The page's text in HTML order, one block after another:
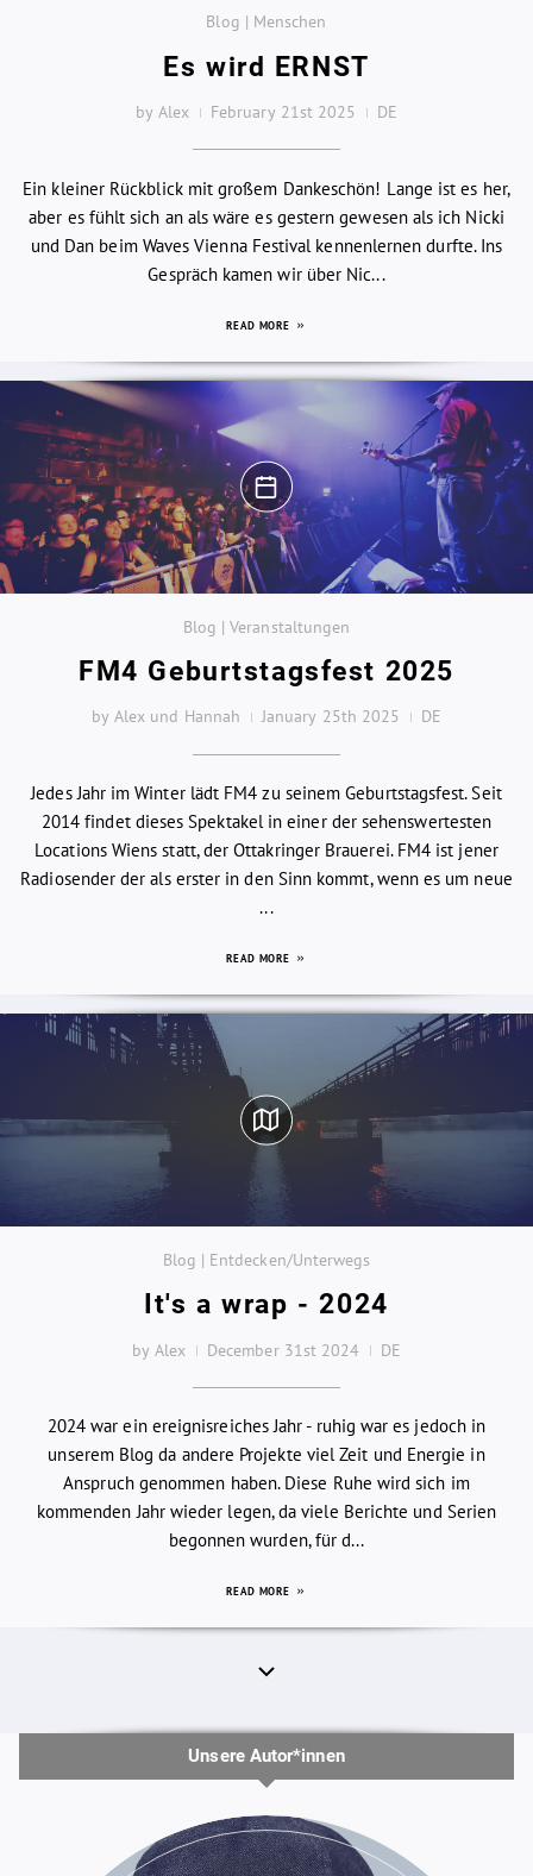
Blog | Menschen
Es wird ERNST
by Alex February 21st 2025 DE
Ein kleiner Rückblick mit großem Dankeschön! Lange ist es her,
aber es fühlt sich an als wäre es gestern gewesen als ich Nicki
und Dan beim Waves Vienna Festival kennenlernen durfte. Ins
Gespräch kamen wir über Nic...
READ MORE
Blog | Veranstaltungen
FM4 Geburtstagsfest 2025
by Alex und Hannah January 25th 2025 DE
Jedes Jahr im Winter lädt FM4 zu seinem Geburtstagsfest. Seit
2014 findet dieses Spektakel in einer der sehenswertesten
Locations Wiens statt, der Ottakringer Brauerei. FM4 ist jener
Radiosender der als erster in den Sinn kommt, wenn es um neue
...
READ MORE
Blog | Entdecken/Unterwegs
It's a wrap - 2024
by Alex December 31st 2024 DE
2024 war ein ereignisreiches Jahr - ruhig war es jedoch in
unserem Blog da andere Projekte viel Zeit und Energie in
Anspruch genommen haben. Diese Ruhe wird sich im
kommenden Jahr wieder legen, da viele Berichte und Serien
begonnen wurden, für d...
READ MORE
Unsere Autor*innen